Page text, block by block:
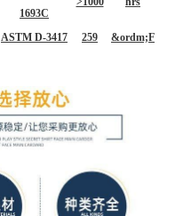
1693C
ASTM D-3417 259 &ordm;F